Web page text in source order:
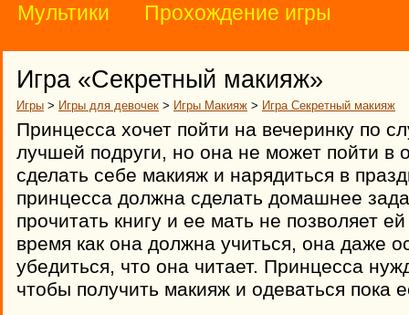
Мультики Прохождение игры
Игра «Секретный макияж»
Игры > Игры для девочек > Игры Макияж > Игра Секретный макияж
Принцесса хочет пойти на вечеринку по
лучшей подруги, но она не может пойти в
сделать себе макияж и нарядиться в
принцесса должна сделать домашнее
прочитать книгу и ее мать не позволяет
время как она должна учиться, она даже
убедиться, что она читает. Принцесса
чтобы получить макияж и одеваться пока